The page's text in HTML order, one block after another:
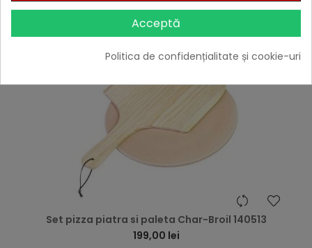
Set pizza piatra si paleta Char-Broil 140513
199,00 lei
Acceptă
Politica de confidențialitate și cookie-uri